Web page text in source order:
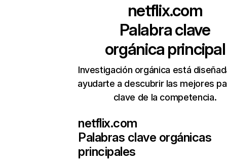
netflix.com
Palabra clave
orgánica principal
Investigación orgánica está
ayudarte a descubrir las mejores
clave de la competencia.
netflix.com
Palabras clave orgánicas
principales